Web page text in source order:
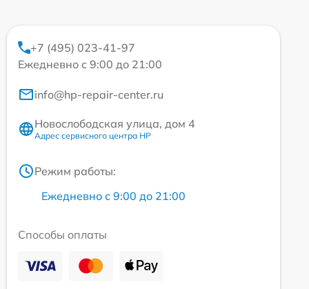
+7 (495) 023-41-97
Ежедневно с 9:00 до 21:00
info@hp-repair-center.ru
Новослободская улица, дом 4
Адрес сервисного центра HP
Режим работы:
Ежедневно с 9:00 до 21:00
Способы оплаты